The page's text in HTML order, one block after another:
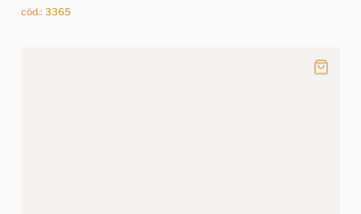
cód.: 3365